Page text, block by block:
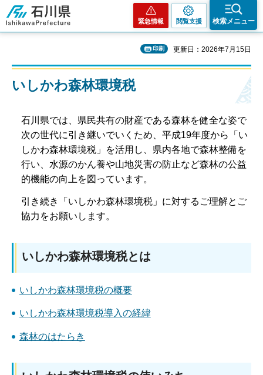
石川県
緊急情報 閲覧支援 検索メニュー
印刷 更新日：2026年7月15日
いしかわ森林環境税
石川県では、県民共有の財産である森林を健全な姿で
次の世代に引き継いでいくため、平成19年度から「い
しかわ森林環境税」を活用し、県内各地で森林整備を
行い、水源のかん養や山地災害の防止など森林の公益
的機能の向上を図っています。
引き続き「いしかわ森林環境税」に対するご理解とご
協力をお願いします。
いしかわ森林環境税とは
いしかわ森林環境税の概要
いしかわ森林環境税導入の経緯
森林のはたらき